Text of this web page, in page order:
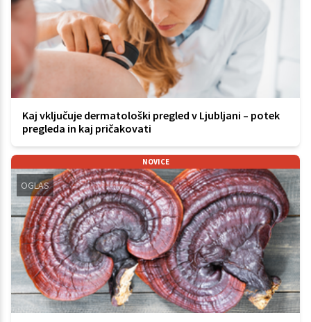
Kaj vključuje dermatološki pregled v Ljubljani – potek
pregleda in kaj pričakovati
NOVICE
OGLAS